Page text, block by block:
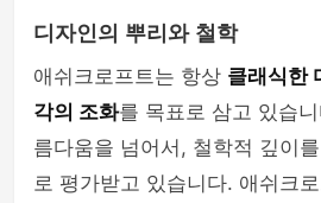
디자인의 뿌리와 철학
애쉬크로프트는 항상 클래식한
각의 조화를 목표로 삼고 있습
름다움을 넘어서, 철학적 깊이
로 평가받고 있습니다. 애쉬크